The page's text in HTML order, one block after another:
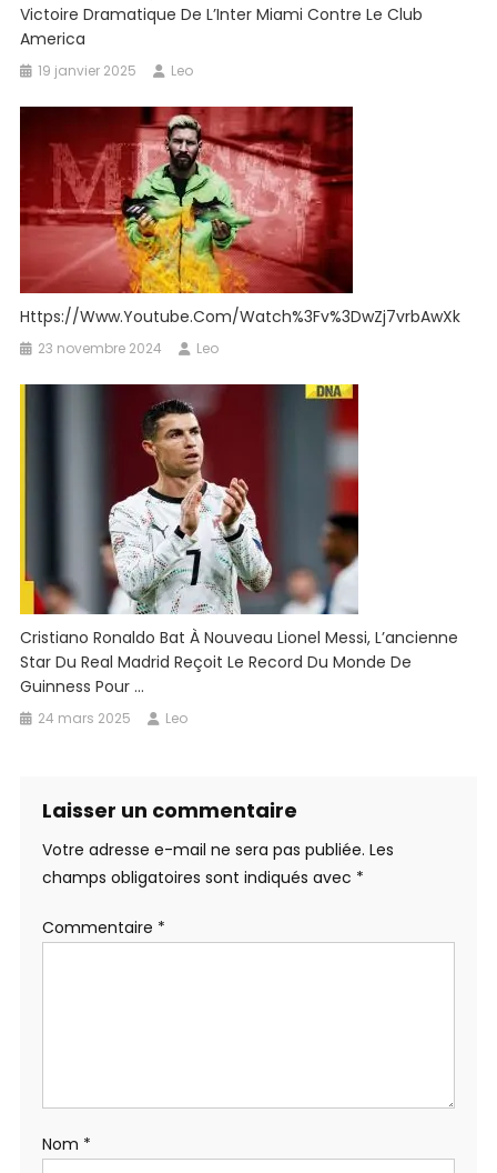
Victoire Dramatique De L’Inter Miami Contre Le Club
America
19 janvier 2025 Leo
Https://www.youtube.com/watch%3Fv%3DwZj7vrbAwXk
23 novembre 2024 Leo
Cristiano Ronaldo Bat À Nouveau Lionel Messi, L’ancienne
Star Du Real Madrid Reçoit Le Record Du Monde De
Guinness Pour …
24 mars 2025 Leo
Laisser un commentaire
Votre adresse e-mail ne sera pas publiée. Les
champs obligatoires sont indiqués avec *
Commentaire *
Nom *